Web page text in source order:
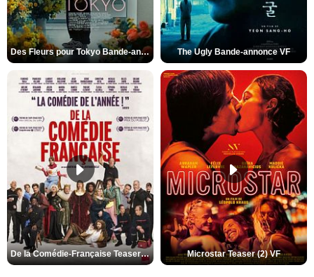
Des Fleurs pour Tokyo Bande-annonce VO STFR The Ugly Bande-annonce VF
De la Comédie-Française Teaser (3) VF Microstar Teaser (2) VF